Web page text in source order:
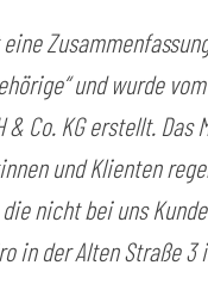
und wurde
& Co. KG erstellt.
und Klienten
nicht bei uns
in der Alten Straße